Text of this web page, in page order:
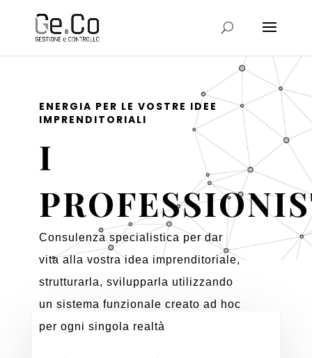
ENERGIA PER LE VOSTRE IDEE
IMPRENDITORIALI
I
Consulenza specialistica per dar
vita alla vostra idea imprenditoriale,
strutturarla, svilupparla utilizzando
un sistema funzionale creato ad hoc
per ogni singola realtà